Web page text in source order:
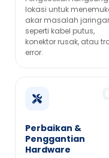
lokasi untuk
akar masalah
seperti kabel putus,
konektor rusak, atau
error.
Perbaikan &
Penggantian
Hardware